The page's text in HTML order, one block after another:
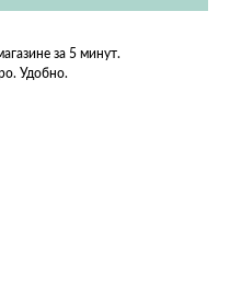
за 5 минут.
Удобно.